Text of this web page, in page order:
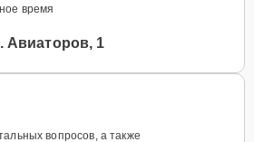
время
Авиаторов, 1
вопросов, а также